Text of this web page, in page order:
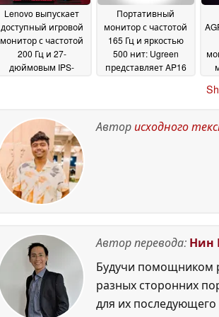
Lenovo выпускает
доступный игровой
монитор с частотой
200 Гц и 27-
дюймовым IPS-
Портативный
монитор с частотой
165 Гц и яркостью
500 нит: Ugreen
представляет AP16
Авторисходного
Автор перевода: Нин
Будучи помощником
разных сторонних
для их последующего